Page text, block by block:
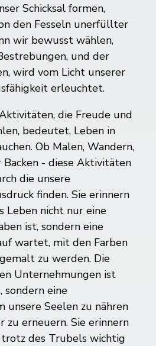
Schicksal formen,
den Fesseln unerfüllter
wir bewusst wählen,
und der
wird vom Licht unserer
erleuchtet.
die Freude und
bedeutet, Leben in
Ob Malen, Wandern,
Backen - diese Aktivitäten
die unsere
finden. Sie erinnern
Leben nicht nur eine
ist, sondern eine
wartet, mit den Farben
zu werden. Die
Unternehmungen ist
sondern eine
unsere Seelen zu nähren
zu erneuern. Sie erinnern
trotz des Trubels wichtig